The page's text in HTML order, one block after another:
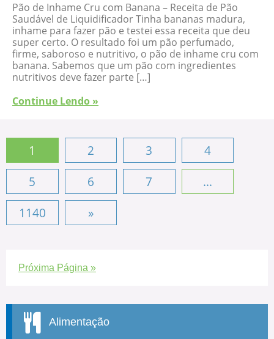
Pão de Inhame Cru com Banana – Receita de Pão
Saudável de Liquidificador Tinha bananas madura,
inhame para fazer pão e testei essa receita que deu
super certo. O resultado foi um pão perfumado,
firme, saboroso e nutritivo, o pão de inhame cru com
banana. Sabemos que um pão com ingredientes
nutritivos deve fazer parte […]
Continue Lendo »
1 2 3
4
5
6 7
...
1140
»
Próxima Página »
Alimentação